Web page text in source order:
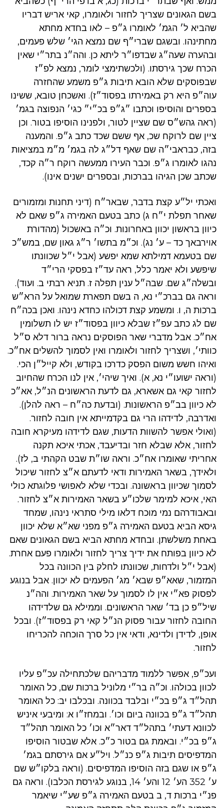
בשם הגאונים שצריך לחזור ולאומרו, קאי אריש דבריו
שהביא ל׳ הגמ׳ לאומרו ג״פ – לאו בחדא מחתא
מחתינהו. ובשגם שברי״ף שם נמצא הגי׳ שלש פעמים,
ובהערה שעה״ג שבדפו״ר ליתא כן. והה״נ בתר״י שאין
הכרח שכך גירסתו. (ולכשתימצי לומר, נמצא לפ״ז
שבפוסקים שלא הובא תיבות ג״פ משמע שהחזרה
עוה״פ היא רק באמירתו בפסוד״ז). ואשכחן טובא, ששינו
בספרים והוסיפו וכתבו ״ג״פ בכ״י״ כגי׳ הנפוצה בגמ׳
(ראה גהש״ס שם שציין לטור, ולפנינו הוסיפו בטור. וכן
ציין שם לרוקח שכ, אף ששם שכד כתב ג״פ. והמענה
בזה, כבראבי״ה שם שאף דל״ג לה בגמ׳ מ״מ במציאות
נהגו לאומרו ג״פ. וכבר העירו ממעשה רוקח ר״ה קכד,
שכתב שכן הגיהו בברכות, ובספרים ישנים אינו).
ואכתי יל״ע קצת בדבר, שבאר״ח (דיני תחנות ומזמורים
שאחר תפלת י״ח ג) כתב בטעם האמירה ג״פ שאם לא
כיוון בראשון יכוון באחרונות. וכ״ה באשכול (מהדורת
אוירבאך כד – ע׳ נג). וכ״מ בתשו׳ ר״ג גאון שם, במש״כ
שם בטעמא דמילתא שמא יפשע (אבל י״ל שכוונתו
שיפשע ולא יאמר כלל, ראה עד״ז בפסקי הרי״ד
ובשלה״ג שם. שבה״ל ענין תפלה ז. תניא רבתי ב. ועוד).
וראה גם בברכ״י נא, ה בשם תפארת שמואל על הרא״ש
ברכות ה, ו. ומשמע קצת דכולהו כחדא נינהו. ואכן בכה״ח
שם לג כתב עפ״ז שבלא כיוון בפסוד״ז יש לו תשלומין
אח״כ. אבל מדברי שאר הפוסקים נראה ברור דלא ס״ל
כוותי׳, ושצריך לחזור ולאומרו ואין לסמוך להשלים אח״כ.
ואיהו חשש משום הפסק כדרכו בקודש, ולא קייל״ן הכי.
(וראה ישועו״י נא, א). ואיך שיהי׳, אין לנו הכרח שהחיוב
לחזור קאי גם אשארא, גם לדעת הראשונים הנ״ל, אא״כ
לא כיוון בב״פ הראשונות. (ובדעת כה״ח – ראה להלן).
ואדרבה, לדידהו הרי גם בקדמייתא אין חובה לחזור.
(ואולי אפשר להשוות הדעות, שגם לדידהו מעיקרא חובה
לחזור, אלא שבלא חזר ובדיעבד, אכתי איכא תקנה
אחריתי שאומרו אח״כ. וראה שו״ת שבט הקהתי ב, לז).
ולאידך, בשאר האמירות ודאי לדעתם א״צ לחזור שיכול
לסמוך שכיוון בראשונה. ובכדי שלא לאפושי פלוגתא כולי
האי, איכא למימר שלכו״ע בשאר האמירות א״צ לחזור.
ובאבודרהם נמי מוכח דלאו מילי סתראי נינהו, שמחד
גיסא הביא בטעם האמירה ג״פ מפני שא״א שלא יכוון
באחת משלשתן. ובחדא מחתא הביא בשם הגאונים שאם
לא כיוון בפותח את ידיך צריך לחזור ולאומרו פעם אחרת.
(אבל י״ל ולדחות, שכוונתו לחלק בין הכוונה בכל
המזמור, שאא״פ שבא׳ מג׳ הפעמים לא יכוון. אבל בנוגע
לפסוק פא״י אין לו לסמוך על שאר האמירות. והה״נ
שיל״פ כן בד׳ שאר הראשונים. וממילא גם שלדידהו
החובה לחזור עבור פסוק הנ״ל קאי רק בפסוד״ז). ובכל
אופן, לדידן ולדינא, ודאי אין כל סרך הוכחה להכריחו
לחזור.
ועכ״פ, אפשר ללמוד מדבריהם שלכתחילה עכ״פ עליו
לכוון בכולהו. וכ״ה בר״י מלוניל ברכות שם, כל האומר
תהל״ד ג״פ בכ״י ובלבד בכוונה. ובכלבו יב: כל האומר
תהל״ד ג״פ בכוונה ביום וכו׳. ובמחז״ו א: ומיבעי איניש
לכוונא דעתי׳ בתהל״ד דאר״א וכו׳ כל האומר תהל״ד
ג״פ בכ״י. ובאמת גם בטור כ״כ. אלא שבטור הוסיפו
המדפיסים תיבות ג״פ כנ״ל. ויל״ע אם גירסתם בגמ׳
ג״פ או שגם בזה הוסיפו המדפיסים. (וראה בלקו״ש שם
ע׳ 352 הע׳ 12 והע׳ 14, בנוגע לגירסת הכלבו). וראה גם
פנ״י ברכות ד, ב בטעם האמירה ג״פ שע״י שיאמר